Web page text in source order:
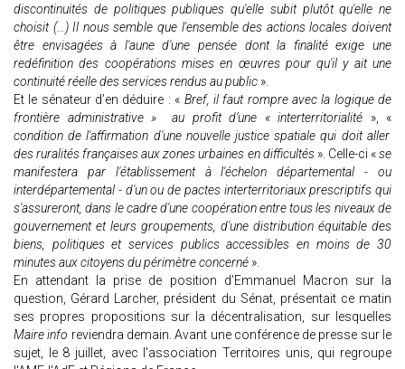
discontinuités de politiques publiques qu'elle subit plutôt qu'elle ne
choisit (…) Il nous semble que l'ensemble des actions locales doivent
être envisagées à l'aune d'une pensée dont la finalité exige une
redéfinition des coopérations mises en œuvres pour qu'il y ait une
continuité réelle des services rendus au public ».
Et le sénateur d’en déduire : « Bref, il faut rompre avec la logique de
frontière administrative » au profit d’une « interterritorialité », «
condition de l'affirmation d'une nouvelle justice spatiale qui doit aller
des ruralités françaises aux zones urbaines en difficultés». Celle-ci «se
manifestera par l'établissement à l'échelon départemental - ou
interdépartemental - d'un ou de pactes interterritoriaux prescriptifs qui
s'assureront, dans le cadre d'une coopération entre tous les niveaux de
gouvernement et leurs groupements, d'une distribution équitable des
biens, politiques et services publics accessibles en moins de 30
minutes aux citoyens du périmètre concerné ».
En attendant la prise de position d’Emmanuel Macron sur la
question, Gérard Larcher, président du Sénat, présentait ce matin
ses propres propositions sur la décentralisation, sur lesquelles
Maire info reviendra demain. Avant une conférence de presse sur le
sujet, le 8 juillet, avec l'association Territoires unis, qui regroupe